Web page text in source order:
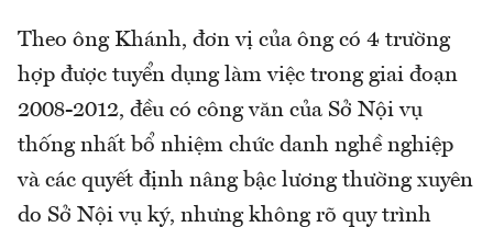
Theo ông Khánh, đơn vị của ông có 4 trường
hợp được tuyển dụng làm việc trong giai đoạn
2008-2012, đều có công văn của Sở Nội vụ
thống nhất bổ nhiệm chức danh nghề nghiệp
và các quyết định nâng bậc lương thường xuyên
do Sở Nội vụ ký, nhưng không rõ quy trình